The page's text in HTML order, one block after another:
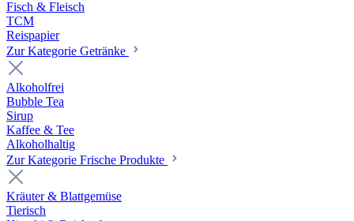
Fisch & Fleisch
TCM
Reispapier
Zur Kategorie Getränke
Alkoholfrei
Bubble Tea
Sirup
Kaffee & Tee
Alkoholhaltig
Zur Kategorie Frische Produkte
Kräuter & Blattgemüse
Tierisch